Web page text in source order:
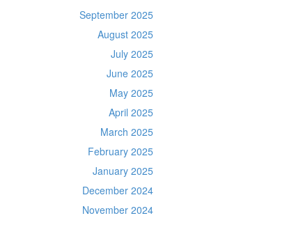
September 2025
August 2025
July 2025
June 2025
May 2025
April 2025
March 2025
February 2025
January 2025
December 2024
November 2024